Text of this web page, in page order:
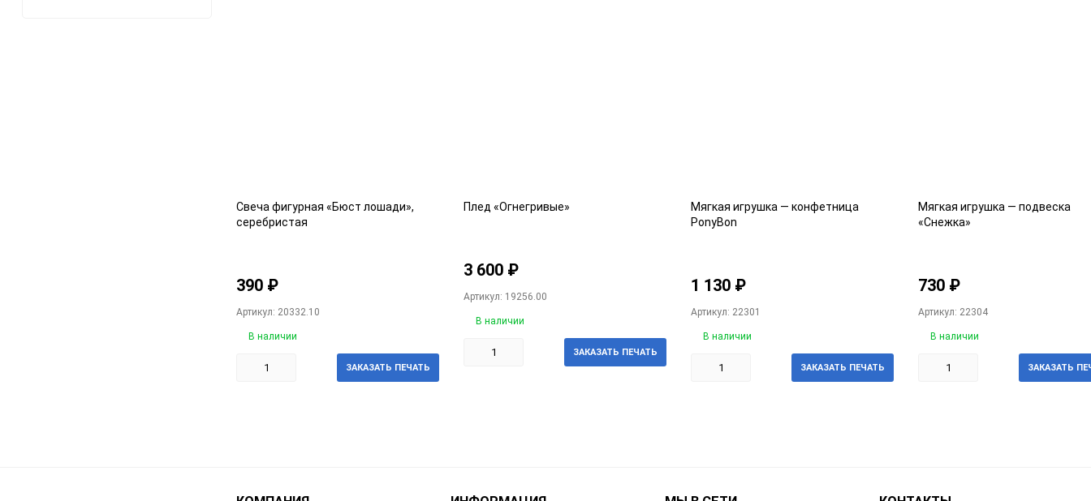
Свеча фигурная «Бюст лошади»,
серебристая
390 ₽
Артикул: 20332.10
В наличии
ЗАКАЗАТЬ ПЕЧАТЬ
Плед «Огнегривые»
3 600 ₽
Артикул: 19256.00
В наличии
ЗАКАЗАТЬ ПЕЧАТЬ
Мягкая игрушка — конфетница
PonyBon
1 130 ₽
Артикул: 22301
В наличии
ЗАКАЗАТЬ ПЕЧАТЬ
Мягкая игрушка — подвеска
«Снежка»
730 ₽
Артикул: 22304
В наличии
ЗАКАЗАТЬ